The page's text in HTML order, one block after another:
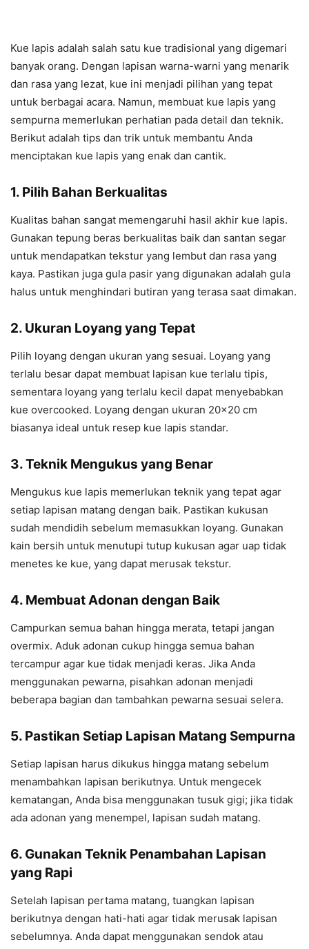
Kue lapis adalah salah satu kue tradisional yang digemari
banyak orang. Dengan lapisan warna-warni yang menarik
dan rasa yang lezat, kue ini menjadi pilihan yang tepat
untuk berbagai acara. Namun, membuat kue lapis yang
sempurna memerlukan perhatian pada detail dan teknik.
Berikut adalah tips dan trik untuk membantu Anda
menciptakan kue lapis yang enak dan cantik.
1. Pilih Bahan Berkualitas
Kualitas bahan sangat memengaruhi hasil akhir kue lapis.
Gunakan tepung beras berkualitas baik dan santan segar
untuk mendapatkan tekstur yang lembut dan rasa yang
kaya. Pastikan juga gula pasir yang digunakan adalah gula
halus untuk menghindari butiran yang terasa saat dimakan.
2. Ukuran Loyang yang Tepat
Pilih loyang dengan ukuran yang sesuai. Loyang yang
terlalu besar dapat membuat lapisan kue terlalu tipis,
sementara loyang yang terlalu kecil dapat menyebabkan
kue overcooked. Loyang dengan ukuran 20×20 cm
biasanya ideal untuk resep kue lapis standar.
3. Teknik Mengukus yang Benar
Mengukus kue lapis memerlukan teknik yang tepat agar
setiap lapisan matang dengan baik. Pastikan kukusan
sudah mendidih sebelum memasukkan loyang. Gunakan
kain bersih untuk menutupi tutup kukusan agar uap tidak
menetes ke kue, yang dapat merusak tekstur.
4. Membuat Adonan dengan Baik
Campurkan semua bahan hingga merata, tetapi jangan
overmix. Aduk adonan cukup hingga semua bahan
tercampur agar kue tidak menjadi keras. Jika Anda
menggunakan pewarna, pisahkan adonan menjadi
beberapa bagian dan tambahkan pewarna sesuai selera.
5. Pastikan Setiap Lapisan Matang Sempurna
Setiap lapisan harus dikukus hingga matang sebelum
menambahkan lapisan berikutnya. Untuk mengecek
kematangan, Anda bisa menggunakan tusuk gigi; jika tidak
ada adonan yang menempel, lapisan sudah matang.
6. Gunakan Teknik Penambahan Lapisan
yang Rapi
Setelah lapisan pertama matang, tuangkan lapisan
berikutnya dengan hati-hati agar tidak merusak lapisan
sebelumnya. Anda dapat menggunakan sendok atau